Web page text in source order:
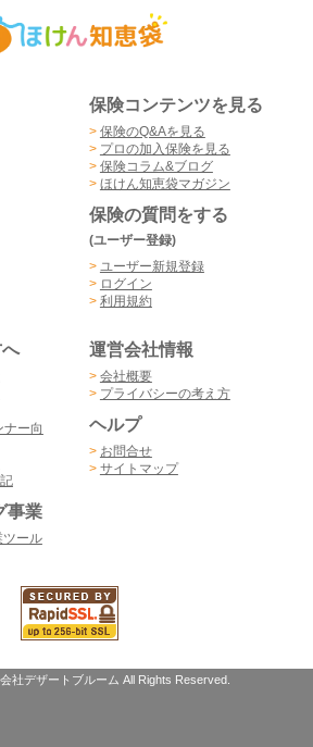
保険コンテンツを見る
> 保険のQ&Aを見る
> プロの加入保険を見る
> 保険コラム&ブログ
> ほけん知恵袋マガジン
保険の質問をする
(ユーザー登録)
> ユーザー新規登録
> ログイン
> 利用規約
ナー向
事業
ツール
運営会社情報
> 会社概要
> プライバシーの考え方
ヘルプ
> お問合せ
> サイトマップ
社デザートブルーム All Rights Reserved.